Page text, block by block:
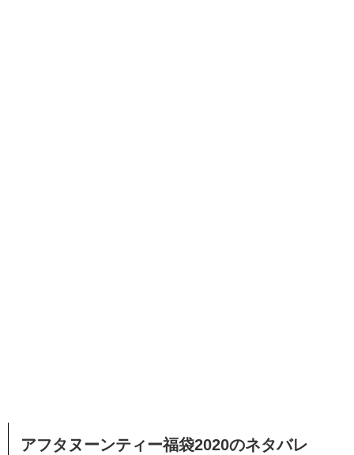
アフタヌーンティー福袋2020のネタバレ